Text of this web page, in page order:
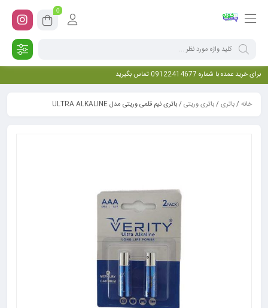
0
برای خرید عمده با شماره 09122414677 تماس بگیرید
خانه/باتری/باتری وریتی/ باتری نیم قلمی وریتی مدل ULTRA ALKALINE